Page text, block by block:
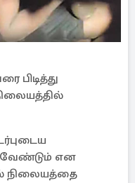
பிடித்து
வேண்டும் என
நிலையத்தை